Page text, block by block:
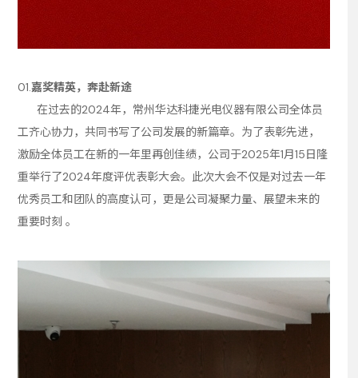
01.嘉奖精英，奔赴新途
在过去的2024年，常州华达科捷光电仪器有限公司全体员
工齐心协力，共同书写了公司发展的新篇章。为了表彰先进，
激励全体员工在新的一年里再创佳绩，公司于2025年1月15日隆
重举行了2024年度评优表彰大会。此次大会不仅是对过去一年
优秀员工和团队的高度认可，更是公司凝聚力量、展望未来的
重要时刻 。